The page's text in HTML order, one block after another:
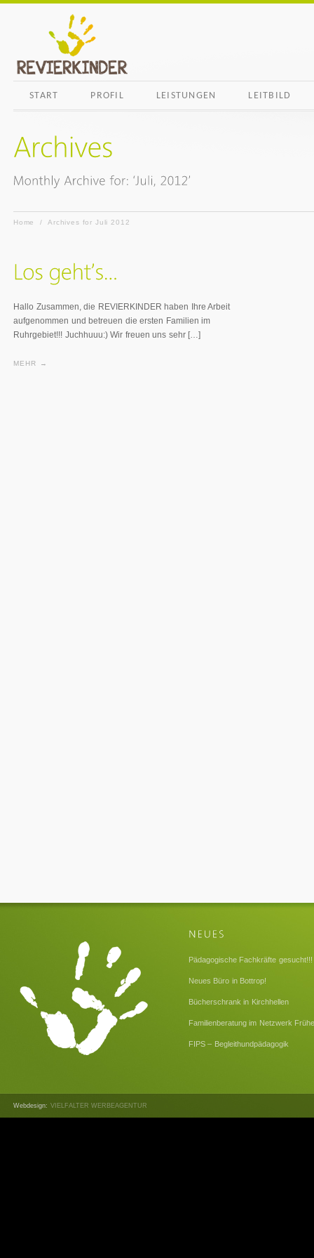
START PROFIL LEISTUNGEN LEITBILD
Home / Archives for Juli 2012
Hallo Zusammen, die REVIERKINDER haben Ihre Arbeit
aufgenommen und betreuen die ersten Familien im
Ruhrgebiet!!! Juchhuuu:) Wir freuen uns sehr […]
MEHR →
Pädagogische Fachkräfte gesucht!!!
Neues Büro in Bottrop!
Bücherschrank in Kirchhellen
Familienberatung im Netzwerk
FIPS – Begleithundpädagogik
Webdesign: VIELFALTER WERBEAGENTUR